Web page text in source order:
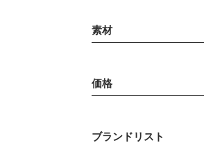
素材
価格
ブランドリスト